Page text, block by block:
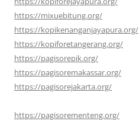
https://mixuebitung.org/
https://kopikenanganjayapura.org/
https://kopiforetangerang.org/
https://pagisorepik.org/
https://pagisoremakassar.org/
https://pagisorejakarta.org/
https://pagisorementeng.org/